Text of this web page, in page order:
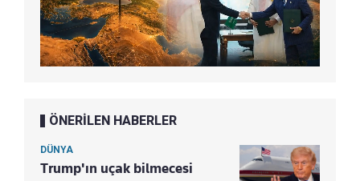
ÖNERİLEN HABERLER
DÜNYA
Trump'ın uçak bilmecesi